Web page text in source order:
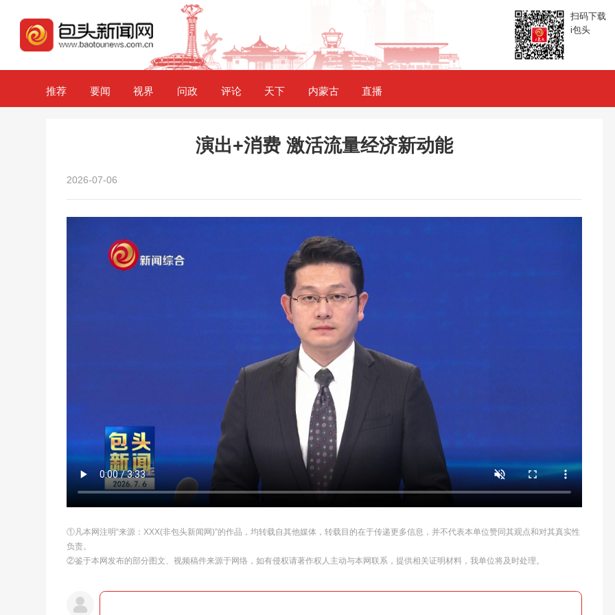
扫码下载
i包头
推荐 要闻 视界 问政 评论 天下 内蒙古 直播
演出+消费 激活流量经济新动能
2026-07-06
①凡本网注明“来源：XXX(非包头新闻网)”的作品，均转载自其他媒体，转载目的在于传递更多信息，并不代表本单位赞同其观点和对其真实性
负责。
②鉴于本网发布的部分图文、视频稿件来源于网络，如有侵权请著作权人主动与本网联系，提供相关证明材料，我单位将及时处理。